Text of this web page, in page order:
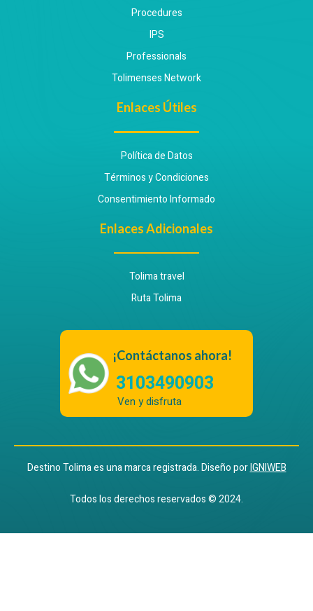
Procedures
IPS
Professionals
Tolimenses Network
Enlaces Útiles
Política de Datos
Términos y Condiciones
Consentimiento Informado
Enlaces Adicionales
Tolima travel
Ruta Tolima
¡Contáctanos ahora!
3103490903
Ven y disfruta
Destino Tolima es una marca registrada. Diseño porIGNIWEB
Todos los derechos reservados © 2024.